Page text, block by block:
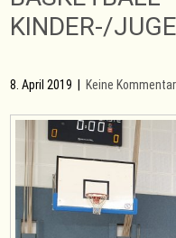
KINDER-/
8. April 2019 Keine